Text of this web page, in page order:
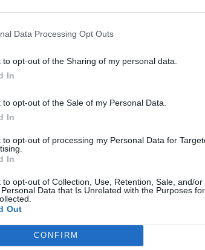
Data Processing Opt Outs
to opt-out of the Sharing of my personal data.
In
to opt-out of the Sale of my Personal Data.
In
to opt-out of processing my Personal Data for
In
to opt-out of Collection, Use, Retention, Sale, and/or
Data that Is Unrelated with the Purposes
Out
CONFIRM
o udział w wyprowadzaniu z podmiotów
czynności notarialne i współpracę z
18 osób, a kolejne działania CBA są